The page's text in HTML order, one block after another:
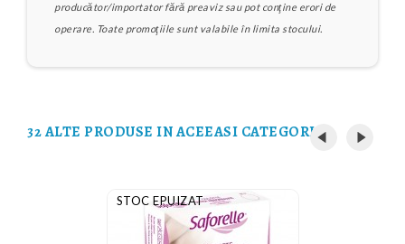
producător/importator fără preaviz sau pot conţine erori de
operare. Toate promoţiile sunt valabile în limita stocului.
32 ALTE PRODUSE IN ACEEASI CATEGORIE:
STOC EPUIZAT